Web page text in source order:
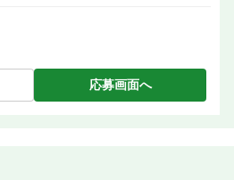
応募画面へ